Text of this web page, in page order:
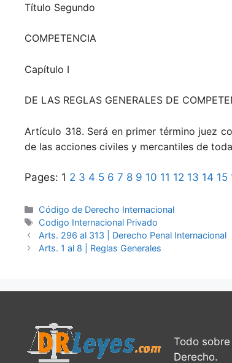
Título Segundo
COMPETENCIA
Capítulo I
DE LAS REGLAS GENERALES DE
Artículo 318. Será en primer término juez
de las acciones civiles y mercantiles de
Pages: 1 2 3 4 5 6 7 8 9 10 11 12 13 14 15
Categories
Código de Derecho Internacional
Tags
Codigo Internacional Privado
Arts. 296 al 313 | Derecho Penal Internacional
Arts. 1 al 8 | Reglas Generales
Todo sobre
Derecho.